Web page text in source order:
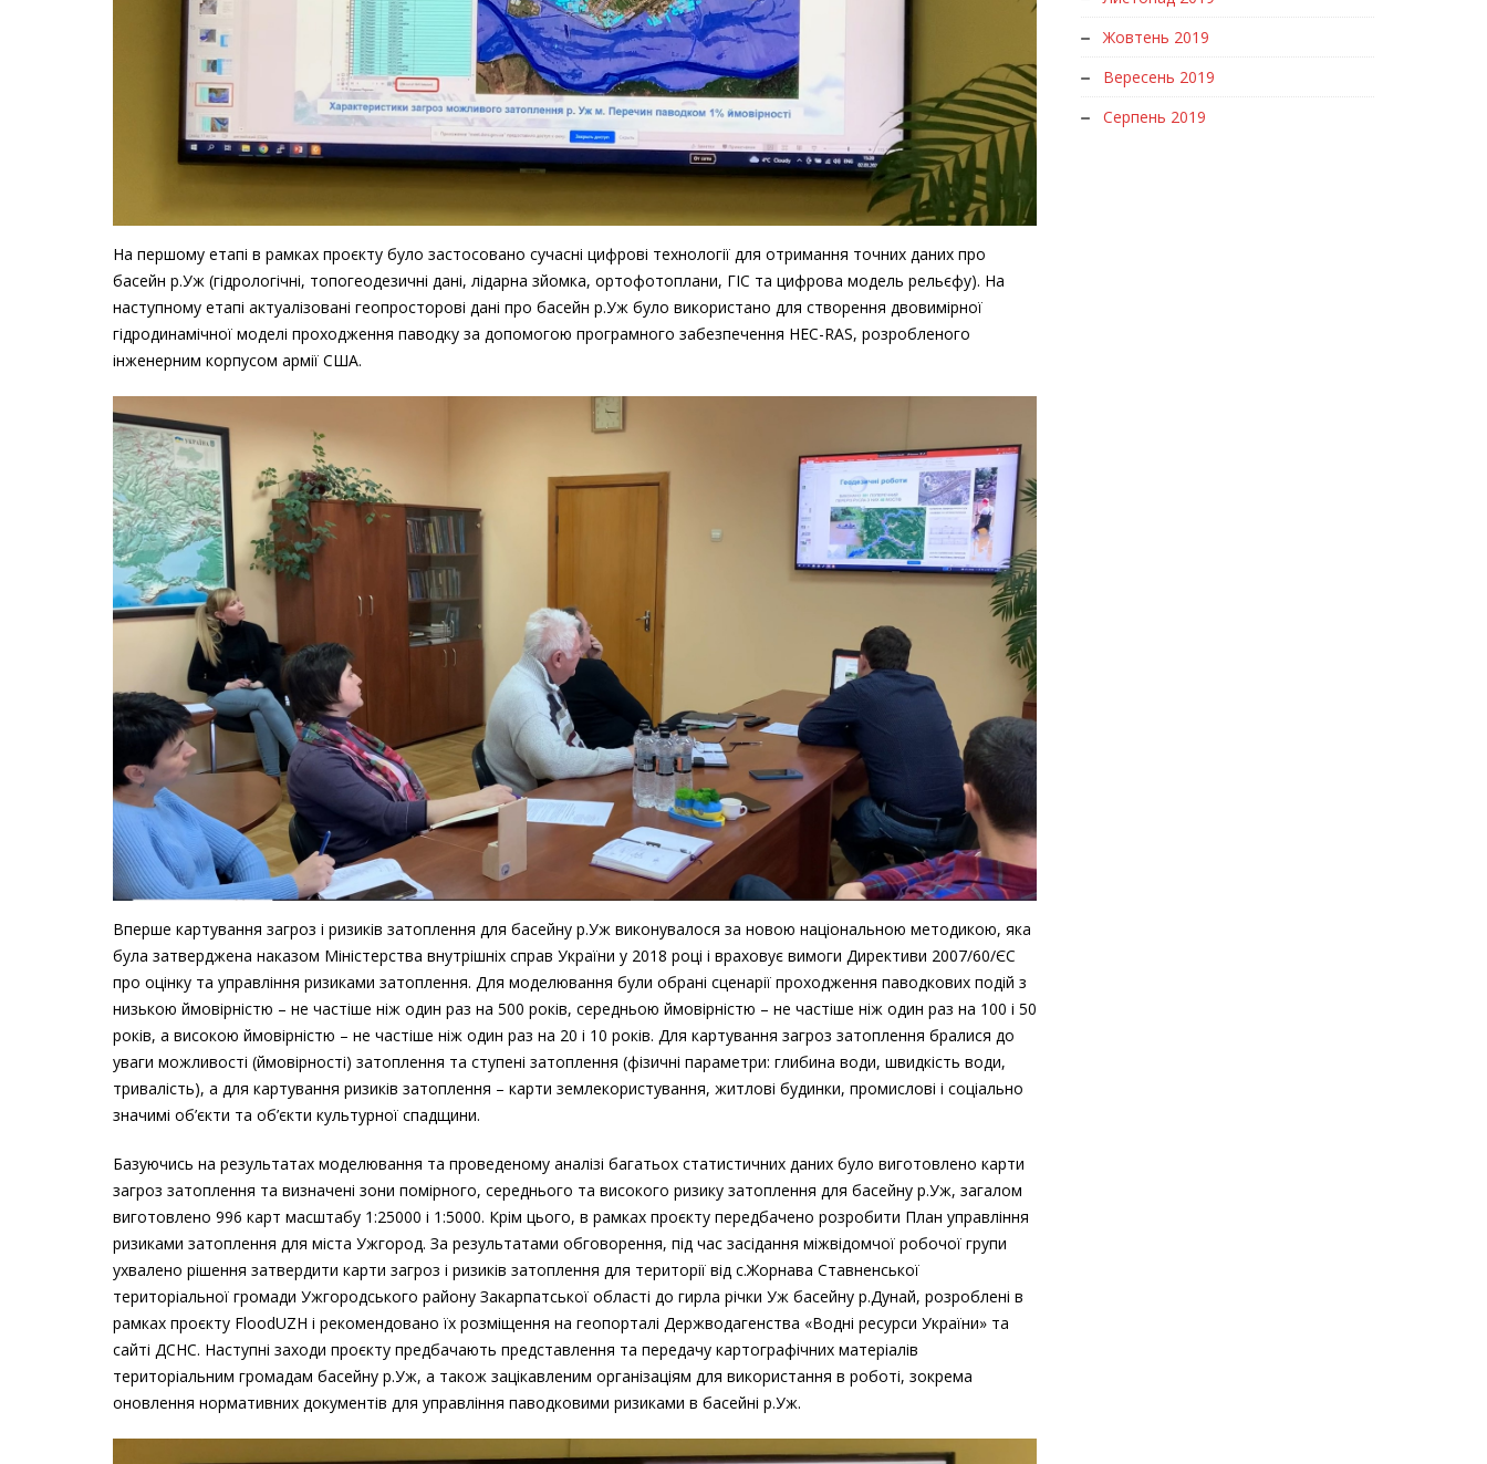
На першому етапі в рамках проєкту було застосовано сучасні цифрові технології для отримання точних даних про
басейн р.Уж (гідрологічні, топогеодезичні дані, лідарна зйомка, ортофотоплани, ГІС та цифрова модель рельєфу). На
наступному етапі актуалізовані геопросторові дані про басейн р.Уж було використано для створення двовимірної
гідродинамічної моделі проходження паводку за допомогою програмного забезпечення HEC-RAS, розробленого
інженерним корпусом армії США.
Вперше картування загроз і ризиків затоплення для басейну р.Уж виконувалося за новою національною методикою, яка
була затверджена наказом Міністерства внутрішніх справ України у 2018 році і враховує вимоги Директиви 2007/60/ЄС
про оцінку та управління ризиками затоплення. Для моделювання були обрані сценарії проходження паводкових подій з
низькою ймовірністю – не частіше ніж один раз на 500 років, середньою ймовірністю – не частіше ніж один раз на 100 і 50
років, а високою ймовірністю – не частіше ніж один раз на 20 і 10 років. Для картування загроз затоплення бралися до
уваги можливості (ймовірності) затоплення та ступені затоплення (фізичні параметри: глибина води, швидкість води,
тривалість), а для картування ризиків затоплення – карти землекористування, житлові будинки, промислові і соціально
значимі об’єкти та об’єкти культурної спадщини.
Базуючись на результатах моделювання та проведеному аналізі багатьох статистичних даних було виготовлено карти
загроз затоплення та визначені зони помірного, середнього та високого ризику затоплення для басейну р.Уж, загалом
виготовлено 996 карт масштабу 1:25000 і 1:5000. Крім цього, в рамках проєкту передбачено розробити План управління
ризиками затоплення для міста Ужгород. За результатами обговорення, під час засідання міжвідомчої робочої групи
ухвалено рішення затвердити карти загроз і ризиків затоплення для території від с.Жорнава Ставненської
територіальної громади Ужгородського району Закарпатської області до гирла річки Уж басейну р.Дунай, розроблені в
рамках проєкту FloodUZH і рекомендовано їх розміщення на геопорталі Держводагенства «Водні ресурси України» та
сайті ДСНС. Наступні заходи проєкту предбачають представлення та передачу картографічних матеріалів
територіальним громадам басейну р.Уж, а також зацікавленим організаціям для використання в роботі, зокрема
оновлення нормативних документів для управління паводковими ризиками в басейні р.Уж.
Жовтень 2019
Вересень 2019
Серпень 2019